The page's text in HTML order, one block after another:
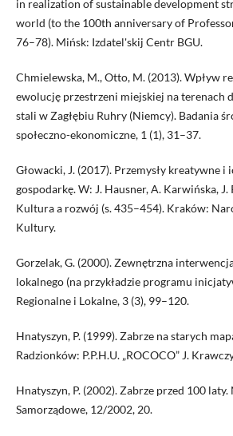
in realization of sustainable development
world (to the 100th anniversary of
76–78). Mińsk: Izdatel'skij Centr BGU.
Chmielewska, M., Otto, M. (2013). Wpływ
ewolucję przestrzeni miejskiej na terenach
stali w Zagłębiu Ruhry (Niemcy). Badania
społeczno-ekonomiczne, 1 (1), 31–37.
Głowacki, J. (2017). Przemysły kreatywne i
gospodarkę. W: J. Hausner, A. Karwińska, J.
Kultura a rozwój (s. 435–454). Kraków:
Kultury.
Gorzelak, G. (2000). Zewnętrzna
lokalnego (na przykładzie programu
Regionalne i Lokalne, 3 (3), 99–120.
Hnatyszyn, P. (1999). Zabrze na starych
Radzionków: P.P.H.U. „ROCOCO” J.
Hnatyszyn, P. (2002). Zabrze przed 100 laty.
Samorządowe, 12/2002, 20.